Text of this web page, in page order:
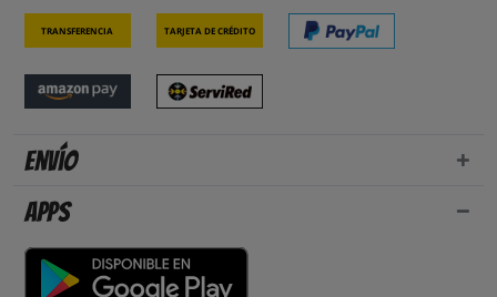
Transferencia Tarjeta de crédito
Envío
Apps